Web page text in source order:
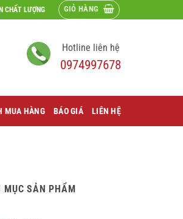
CHẤT LƯỢNG GIỎ HÀNG
Hotline liên hệ
0974997678
MUA HÀNG BÁO GIÁ LIÊN HỆ
MỤC SẢN PHẨM